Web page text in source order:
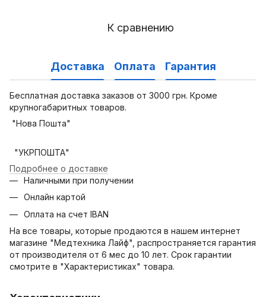
К сравнению
Доставка Оплата Гарантия
Бесплатная доставка заказов от 3000 грн. Кроме
крупногабаритных товаров.
"Нова Пошта"
"УКРПОШТА"
Подробнее о доставке
Наличными при получении
Онлайн картой
Оплата на счет IBAN
На все товары, которые продаются в нашем интернет
магазине "Медтехника Лайф", распространяется гарантия
от производителя от 6 мес до 10 лет. Срок гарантии
смотрите в "Характеристиках" товара.